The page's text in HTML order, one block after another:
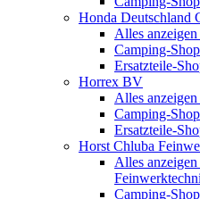
Honda Deutschland
Alles
Camping-Shop
Ersatzteile-
Horrex BV
Alles
Camping-Shop
Ersatzteile-
Horst Chluba
Alles
Camping-Shop